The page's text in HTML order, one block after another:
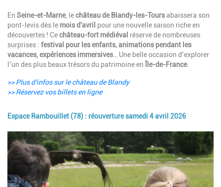
Description
En Seine-et-Marne, lechâteau de Blandy-les-Toursabaissera son
pont-levis dès le mois d'avril pour une nouvelle saison riche en
découvertes ! Cechâteau-fort médiéval réserve de nombreuses
surprises : festival pour les enfants, animations pendant les
vacances, expériences immersives … Une belle occasion d’explorer
l’un des plus beaux trésors du patrimoine en
Île-de-France.
>> Plus d'infos sur le château de Blandy
>> Réservez vos billets en ligne
Espace Rambouillet (78) : réouverture samedi 4 avril 2026
Image